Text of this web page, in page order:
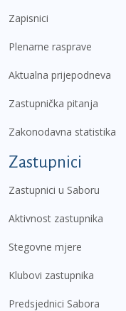
Zapisnici
Plenarne rasprave
Aktualna prijepodneva
Zastupnička pitanja
Zakonodavna statistika
Zastupnici
Zastupnici u Saboru
Aktivnost zastupnika
Stegovne mjere
Klubovi zastupnika
Predsjednici Sabora